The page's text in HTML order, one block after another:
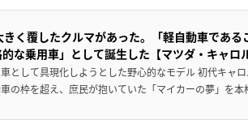
く覆したクルマがあった。「軽自動車である
な乗用車」として誕生した【マツダ・キャロル
として具現化しようとした野心的なモデル 初代キャ
の枠を超え、庶民が抱いていた「マイカーの夢」を本